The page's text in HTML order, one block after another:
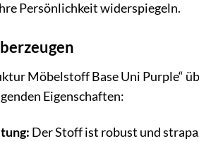
Persönlichkeit widerspiegeln.
Möbelstoff Base Uni Purple“
Eigenschaften:
Der Stoff ist robust und